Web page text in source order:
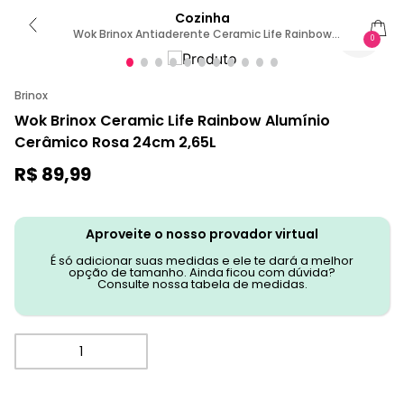
Cozinha
Wok Brinox Antiaderente Ceramic Life Rainbow
Ø24cm 2,65 Litros Rosa Cereja
0
Brinox
Wok Brinox Ceramic Life Rainbow Alumínio
Cerâmico Rosa 24cm 2,65L
R$ 89,99
Aproveite o nosso provador virtual
É só adicionar suas medidas e ele te dará a melhor
opção de tamanho. Ainda ficou com dúvida?
Consulte nossa tabela de medidas.